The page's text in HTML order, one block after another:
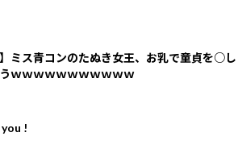
】ミス青コンのたぬき女王、お乳で童貞を○し
ｗｗｗｗｗｗｗｗｗｗｗ
!